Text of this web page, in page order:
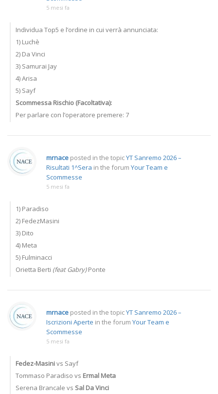
5 mesi fa
Individua Top5 e l’ordine in cui verrà annunciata:
1) Luchè
2) Da Vinci
3) Samurai Jay
4) Arisa
5) Sayf
Scommessa Rischio (Facoltativa):
Per parlare con l’operatore premere: 7
mrnace posted in the topicYT Sanremo 2026 –
Risultati 1^Sera in the forum Your Team e
Scommesse
5 mesi fa
1) Paradiso
2) FedezMasini
3) Dito
4) Meta
5) Fulminacci
Orietta Berti (feat Gabry)Ponte
mrnace posted in the topicYT Sanremo 2026 –
Iscrizioni Aperte in the forum Your Team e
Scommesse
5 mesi fa
Fedez-Masinivs Sayf
Tommaso Paradiso vs Ermal Meta
Serena Brancale vs Sal Da Vinci